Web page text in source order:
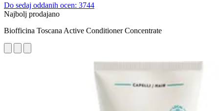
Do sedaj oddanih ocen: 3744
Najbolj prodajano
Biofficina Toscana Active Conditioner Concentrate